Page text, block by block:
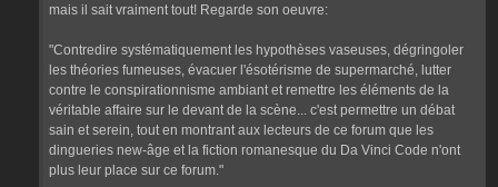
mais il sait vraiment tout! Regarde son oeuvre:
"Contredire systématiquement les hypothèses vaseuses, dégringoler
les théories fumeuses, évacuer l'ésotérisme de supermarché, lutter
contre le conspirationnisme ambiant et remettre les éléments de la
véritable affaire sur le devant de la scène... c'est permettre un débat
sain et serein, tout en montrant aux lecteurs de ce forum que les
dingueries new-âge et la fiction romanesque du Da Vinci Code n'ont
plus leur place sur ce forum."